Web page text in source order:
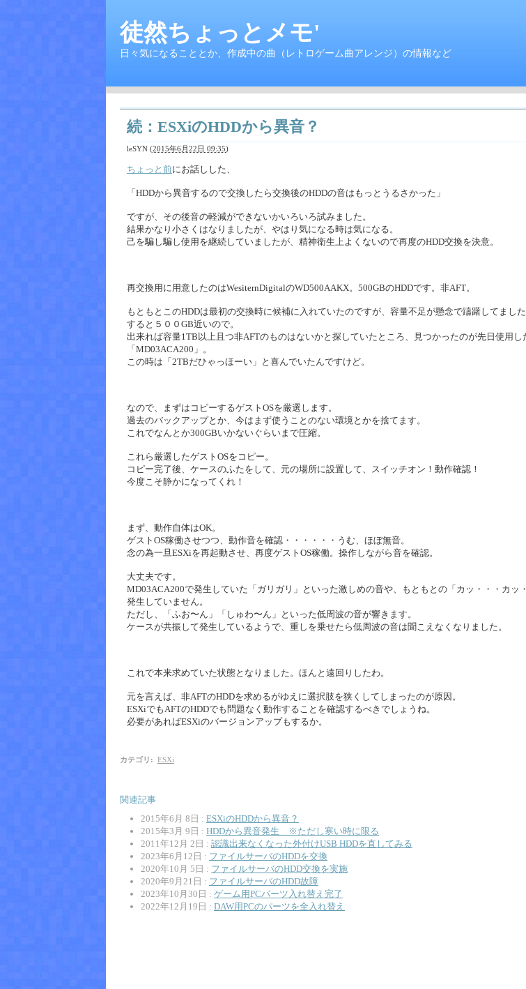
徒然ちょっとメモ'
日々気になることとか、作成中の曲（レトロゲーム曲アレンジ）の情報など
続：ESXiのHDDから異音？
leSYN (2015年6月22日 09:35)
ちょっと前にお話しした、
「HDDから異音するので交換したら交換後のHDDの音はもっとうるさかった」
ですが、その後音の軽減ができないかいろいろ試みました。
結果かなり小さくはなりましたが、やはり気になる時は気になる。
己を騙し騙し使用を継続していましたが、精神衛生上よくないので再度のHDD交換を決意。
再交換用に用意したのはWesiternDigitalのWD500AAKX。500GBのHDDです。非AFT。
もともとこのHDDは最初の交換時に候補に入れていたのですが、容量不足が懸念で躊躇してまし
すると５００GB近いので。
出来れば容量1TB以上且つ非AFTのものはないかと探していたところ、見つかったのが先日使用し
「MD03ACA200」。
この時は「2TBだひゃっほーい」と喜んでいたんですけど。
なので、まずはコピーするゲストOSを厳選します。
過去のバックアップとか、今はまず使うことのない環境とかを捨てます。
これでなんとか300GBいかないぐらいまで圧縮。
これら厳選したゲストOSをコピー。
コピー完了後、ケースのふたをして、元の場所に設置して、スイッチオン！動作確認！
今度こそ静かになってくれ！
まず、動作自体はOK。
ゲストOS稼働させつつ、動作音を確認・・・・・・うむ、ほぼ無音。
念の為一旦ESXiを再起動させ、再度ゲストOS稼働。操作しながら音を確認。
大丈夫です。
MD03ACA200で発生していた「ガリガリ」といった激しめの音や、もともとの「カッ・・・カッ
発生していません。
ただし、「ふお〜ん」「しゅわ〜ん」といった低周波の音が響きます。
ケースが共振して発生しているようで、重しを乗せたら低周波の音は聞こえなくなりました。
これで本来求めていた状態となりました。ほんと遠回りしたわ。
元を言えば、非AFTのHDDを求めるがゆえに選択肢を狭くしてしまったのが原因。
ESXiでもAFTのHDDでも問題なく動作することを確認するべきでしょうね。
必要があればESXiのバージョンアップもするか。
カテゴリ : ESXi
関連記事
2015年6月 8日 : ESXiのHDDから異音？
2015年3月 9日 : HDDから異音発生 ※ただし寒い時に限る
2011年12月 2日 : 認識出来なくなった外付けUSB HDDを直してみる
2023年6月12日 : ファイルサーバのHDDを交換
2020年10月 5日 : ファイルサーバのHDD交換を実施
2020年9月21日 : ファイルサーバのHDD故障
2023年10月30日 : ゲーム用PCパーツ入れ替え完了
2022年12月19日 : DAW用PCのパーツを全入れ替え